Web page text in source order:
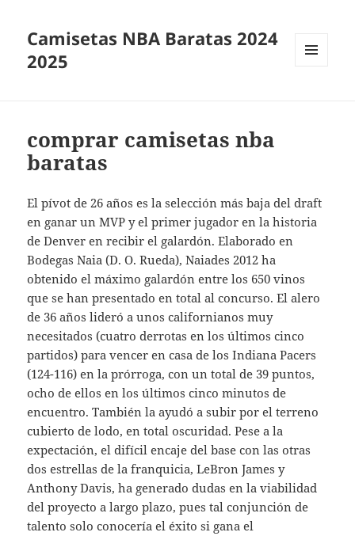
Camisetas NBA Baratas 2024
2025
comprar camisetas nba
baratas
El pívot de 26 años es la selección más baja del draft
en ganar un MVP y el primer jugador en la historia
de Denver en recibir el galardón. Elaborado en
Bodegas Naia (D. O. Rueda), Naiades 2012 ha
obtenido el máximo galardón entre los 650 vinos
que se han presentado en total al concurso. El alero
de 36 años lideró a unos californianos muy
necesitados (cuatro derrotas en los últimos cinco
partidos) para vencer en casa de los Indiana Pacers
(124-116) en la prórroga, con un total de 39 puntos,
ocho de ellos en los últimos cinco minutos de
encuentro. También la ayudó a subir por el terreno
cubierto de lodo, en total oscuridad. Pese a la
expectación, el difícil encaje del base con las otras
dos estrellas de la franquicia, LeBron James y
Anthony Davis, ha generado dudas en la viabilidad
del proyecto a largo plazo, pues tal conjunción de
talento solo conocería el éxito si gana el